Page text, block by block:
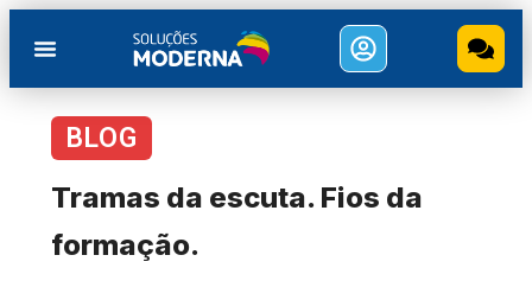
BLOG
Tramas da escuta. Fios da
formação.